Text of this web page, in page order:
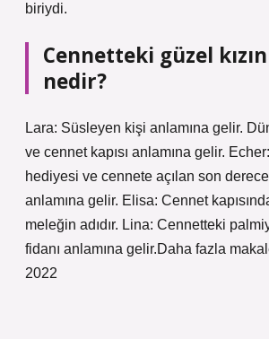
biriydi.
Cennetteki güzel
nedir?
Lara: Süsleyen kişi anlamına gelir.
ve cennet kapısı anlamına gelir. Echer:
hediyesi ve cennete açılan son
anlamına gelir. Elisa: Cennet
meleğin adıdır. Lina: Cennetteki
fidanı anlamına gelir.Daha fazla
2022